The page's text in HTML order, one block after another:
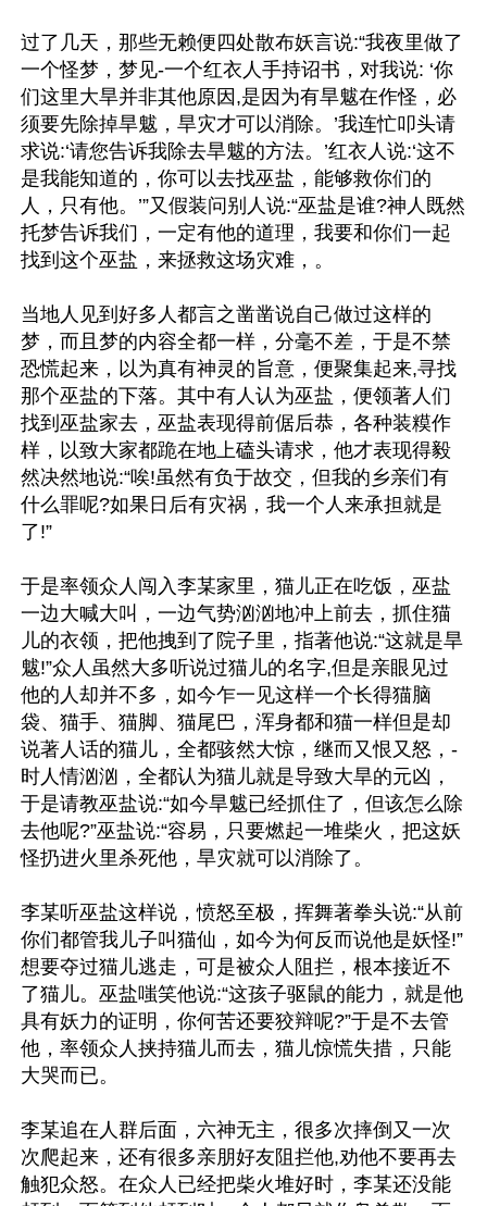
过了几天，那些无赖便四处散布妖言说:“我夜里做了
一个怪梦，梦见-一个红衣人手持诏书，对我说: ‘你
们这里大旱并非其他原因,是因为有旱魃在作怪，必
须要先除掉旱魃，旱灾才可以消除。’我连忙叩头请
求说:‘请您告诉我除去旱魃的方法。’红衣人说:‘这不
是我能知道的，你可以去找巫盐，能够救你们的
人，只有他。’”又假装问别人说:“巫盐是谁?神人既然
托梦告诉我们，一定有他的道理，我要和你们一起
找到这个巫盐，来拯救这场灾难，。
当地人见到好多人都言之凿凿说自己做过这样的
梦，而且梦的内容全都一样，分毫不差，于是不禁
恐慌起来，以为真有神灵的旨意，便聚集起来,寻找
那个巫盐的下落。其中有人认为巫盐，便领著人们
找到巫盐家去，巫盐表现得前倨后恭，各种装糢作
样，以致大家都跪在地上磕头请求，他才表现得毅
然决然地说:“唉!虽然有负于故交，但我的乡亲们有
什么罪呢?如果日后有灾祸，我一个人来承担就是
了!”
于是率领众人闯入李某家里，猫儿正在吃饭，巫盐
一边大喊大叫，一边气势汹汹地冲上前去，抓住猫
儿的衣领，把他拽到了院子里，指著他说:“这就是旱
魃!”众人虽然大多听说过猫儿的名字,但是亲眼见过
他的人却并不多，如今乍一见这样一个长得猫脑
袋、猫手、猫脚、猫尾巴，浑身都和猫一样但是却
说著人话的猫儿，全都骇然大惊，继而又恨又怒，-
时人情汹汹，全都认为猫儿就是导致大旱的元凶，
于是请教巫盐说:“如今旱魃已经抓住了，但该怎么除
去他呢?”巫盐说:“容易，只要燃起一堆柴火，把这妖
怪扔进火里杀死他，旱灾就可以消除了。
李某听巫盐这样说，愤怒至极，挥舞著拳头说:“从前
你们都管我儿子叫猫仙，如今为何反而说他是妖怪!”
想要夺过猫儿逃走，可是被众人阻拦，根本接近不
了猫儿。巫盐嗤笑他说:“这孩子驱鼠的能力，就是他
具有妖力的证明，你何苦还要狡辩呢?”于是不去管
他，率领众人挟持猫儿而去，猫儿惊慌失措，只能
大哭而已。
李某追在人群后面，六神无主，很多次摔倒又一次
次爬起来，还有很多亲朋好友阻拦他,劝他不要再去
触犯众怒。在众人已经把柴火堆好时，李某还没能